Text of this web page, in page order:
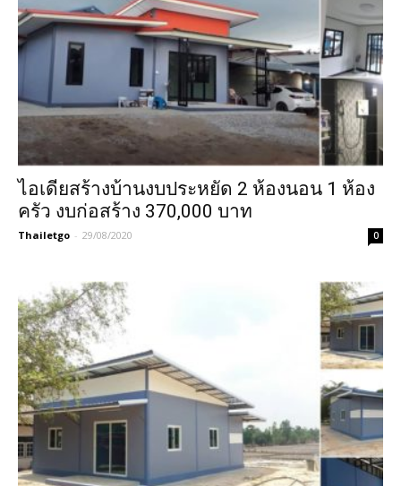
ไอเดียสร้างบ้านงบประหยัด 2 ห้องนอน 1 ห้อง
ครัว งบก่อสร้าง 370,000 บาท
Thailetgo - 29/08/2020 0